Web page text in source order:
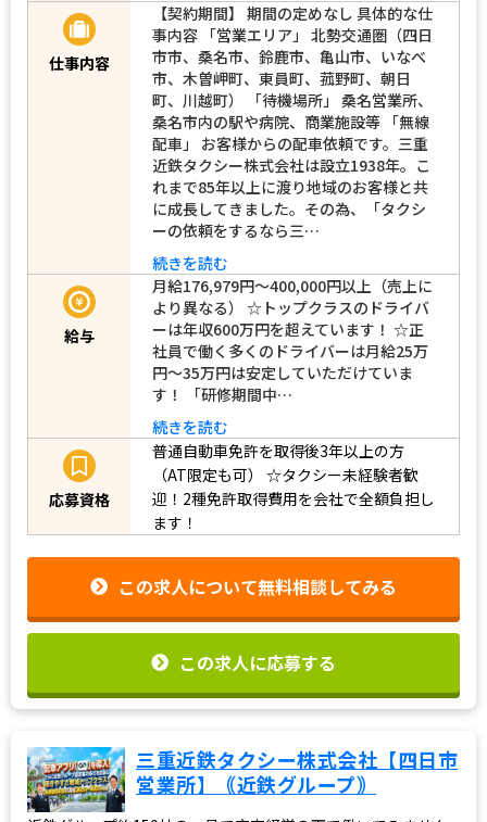
仕事内容
【契約期間】 期間の定めなし 具体的な仕
事内容 「営業エリア」 北勢交通圏（四日
市市、桑名市、鈴鹿市、亀山市、いなべ
市、木曽岬町、東員町、菰野町、朝日
町、川越町） 「待機場所」 桑名営業所、
桑名市内の駅や病院、商業施設等 「無線
配車」 お客様からの配車依頼です。三重
近鉄タクシー株式会社は設立1938年。こ
れまで85年以上に渡り地域のお客様と共
に成長してきました。その為、「タクシ
ーの依頼をするなら三…
続きを読む
給与
月給176,979円～400,000円以上（売上に
より異なる） ☆トップクラスのドライバ
ーは年収600万円を超えています！ ☆正
社員で働く多くのドライバーは月給25万
円～35万円は安定していただけていま
す！ 「研修期間中…
続きを読む
応募資格
普通自動車免許を取得後3年以上の方
（AT限定も可）
☆タクシー未経験者歓
迎！2種免許取得費用を会社で全額負担し
ます！
この求人について無料相談してみる
この求人に応募する
三重近鉄タクシー株式会社【四日市
営業所】｟近鉄グループ｠